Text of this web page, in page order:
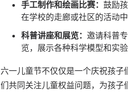
手工制作和绘画比赛： 鼓励
在学校的走廊或社区的活动
科普讲座和展览： 邀请科普
览，展示各种科学模型和实
六一儿童节不仅仅是一个庆祝孩
们共同关注儿童权益问题，为孩子